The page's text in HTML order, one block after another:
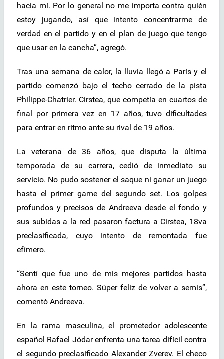
hacia mí. Por lo general no me importa contra quién
estoy jugando, así que intento concentrarme de
verdad en el partido y en el plan de juego que tengo
que usar en la cancha”, agregó.
Tras una semana de calor, la lluvia llegó a París y el
partido comenzó bajo el techo cerrado de la pista
Philippe-Chatrier. Cirstea, que competía en cuartos de
final por primera vez en 17 años, tuvo dificultades
para entrar en ritmo ante su rival de 19 años.
La veterana de 36 años, que disputa la última
temporada de su carrera, cedió de inmediato su
servicio. No pudo sostener el saque ni ganar un juego
hasta el primer game del segundo set. Los golpes
profundos y precisos de Andreeva desde el fondo y
sus subidas a la red pasaron factura a Cirstea, 18va
preclasificada, cuyo intento de remontada fue
efímero.
“Sentí que fue uno de mis mejores partidos hasta
ahora en este torneo. Súper feliz de volver a semis”,
comentó Andreeva.
En la rama masculina, el prometedor adolescente
español Rafael Jódar enfrenta una tarea difícil contra
el segundo preclasificado Alexander Zverev. El checo